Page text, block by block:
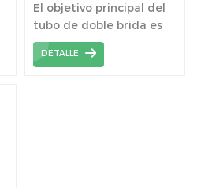
El objetivo principal del
tubo de doble brida es
apuntar a un terreno
complejo y aumentar la
DETALLE